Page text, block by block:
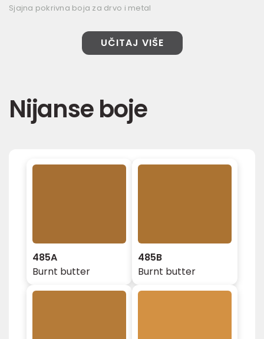
Sjajna pokrivna boja za drvo i metal
UČITAJ VIŠE
Nijanse boje
485A
Burnt butter
485B
Burnt butter